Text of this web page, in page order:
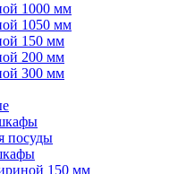
1000 мм
1050 мм
150 мм
200 мм
300 мм
посуды
150 мм